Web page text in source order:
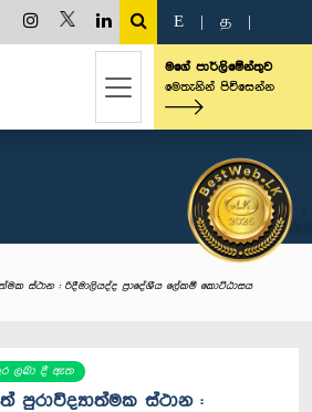
E த
මගේ පාර්ලිමේන්තුව
මෙතැනින් පිවිසෙන්න
ස්ථාන : රිදීමාලියද්ද ප්‍රාදේශීය ලේකම් කොට්ඨාසය
ලබා දී ඇත
පුරාවිද්‍යාත්මක ස්ථාන :